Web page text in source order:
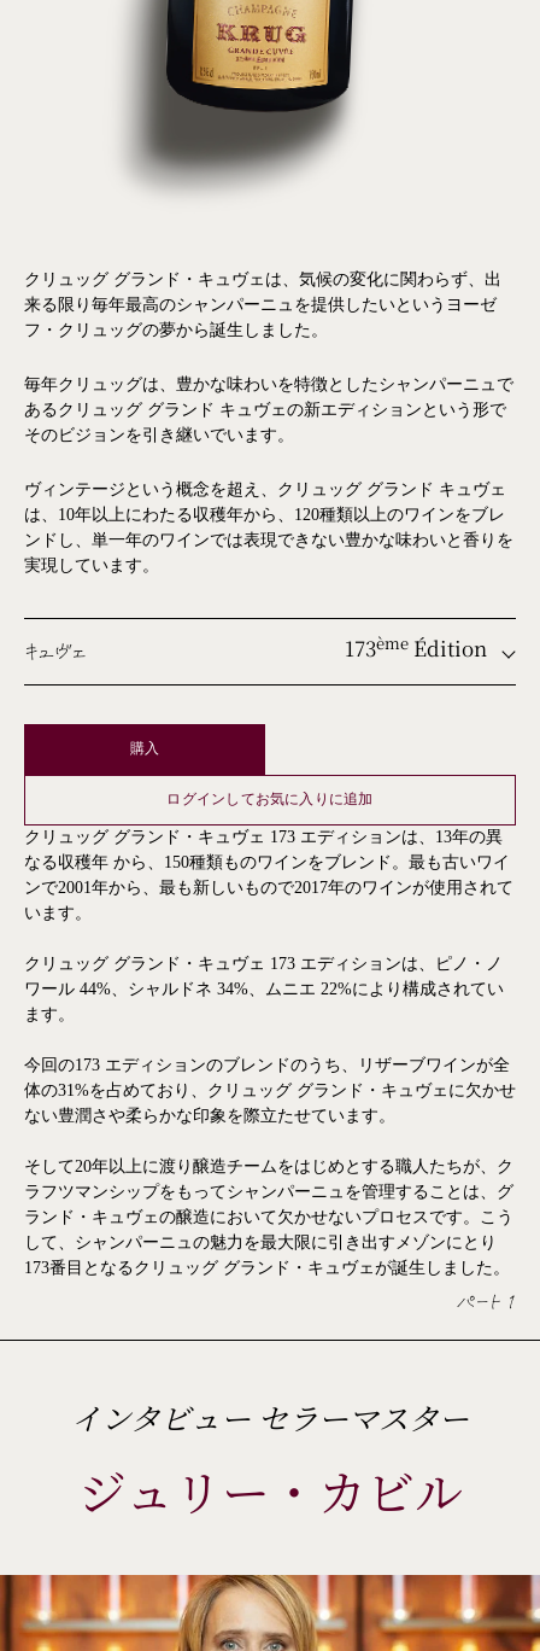
クリュッグ グランド・キュヴェは、気候の変化に関わらず、出
来る限り毎年最高のシャンパーニュを提供したいというヨーゼ
フ・クリュッグの夢から誕生しました。
毎年クリュッグは、豊かな味わいを特徴としたシャンパーニュで
あるクリュッグ グランド キュヴェの新エディションという形で
そのビジョンを引き継いでいます。
ヴィンテージという概念を超え、クリュッグ グランド キュヴェ
は、10年以上にわたる収穫年から、120種類以上のワインをブレ
ンドし、単一年のワインでは表現できない豊かな味わいと香りを
実現しています。
キュヴェ 173èmeÉdition
ème
ème
ème
ème
ème
ème
ème
ème
ème
ème
ème
ème
ème
ème
購入
ログインしてお気に入りに追加
クリュッグ グランド・キュヴェ 173 エディションは、13年の異
なる収穫年 から、150種類ものワインをブレンド。最も古いワイ
ンで2001年から、最も新しいもので2017年のワインが使用されて
います。
クリュッグ グランド・キュヴェ 173 エディションは、ピノ・ノ
ワール 44%、シャルドネ 34%、ムニエ 22%により構成されてい
ます。
今回の173 エディションのブレンドのうち、リザーブワインが全
体の31%を占めており、クリュッグ グランド・キュヴェに欠かせ
ない豊潤さや柔らかな印象を際立たせています。
そして20年以上に渡り醸造チームをはじめとする職人たちが、ク
ラフツマンシップをもってシャンパーニュを管理することは、グ
ランド・キュヴェの醸造において欠かせないプロセスです。こう
して、シャンパーニュの魅力を最大限に引き出すメゾンにとり
173番目となるクリュッグ グランド・キュヴェが誕生しました。
パート 1
インタビュー セラーマスター
ジュリー・カビル